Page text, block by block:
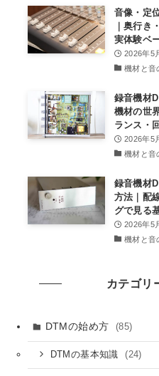
音像・定
｜奥行き
実体験ベ
2026年5
機材と音
録音機材
機材の世
ランス・
2026年5
機材と音
録音機材
方法｜配
グで見る
2026年5
機材と音
カテゴリ
DTMの始め方 (85)
DTMの基本知識 (24)